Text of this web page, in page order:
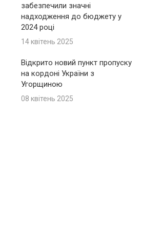
забезпечили значні
надходження до бюджету у
2024 році
14 квітень 2025
Відкрито новий пункт пропуску
на кордоні України з
Угорщиною
08 квітень 2025